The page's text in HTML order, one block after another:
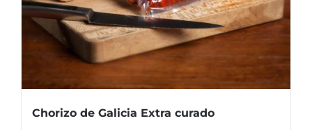
Chorizo de Galicia Extra curado